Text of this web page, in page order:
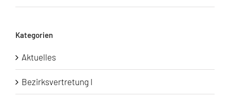
Kategorien
Aktuelles
Bezirksvertretung I